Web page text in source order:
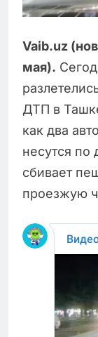
Vaib.uz
мая).
ДТП в
как два
несутся по
сбивает
проезжую